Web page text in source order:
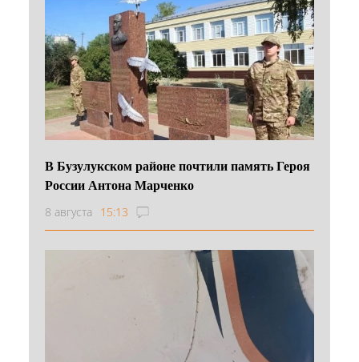
В Бузулукском районе почтили память Героя
России Антона Марченко
8 августа 15:13